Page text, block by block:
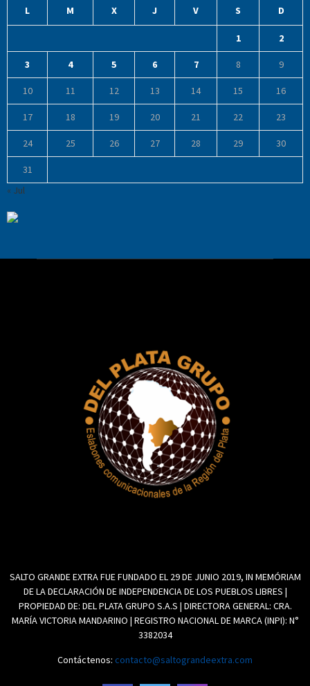
L M X J V S D
1 2
3 4 5 6 7 8 9
10 11 12 13 14 15 16
17 18 19 20 21 22 23
24 25 26 27 28 29 30
31
« Jul
SALTO GRANDE EXTRA FUE FUNDADO EL 29 DE JUNIO 2019, IN MEMÓRIAM
DE LA DECLARACIÓN DE INDEPENDENCIA DE LOS PUEBLOS LIBRES |
PROPIEDAD DE: DEL PLATA GRUPO S.A.S | DIRECTORA GENERAL: CRA.
MARÍA VICTORIA MANDARINO | REGISTRO NACIONAL DE MARCA (INPI): N°
3382034
Contáctenos: contacto@saltograndeextra.com